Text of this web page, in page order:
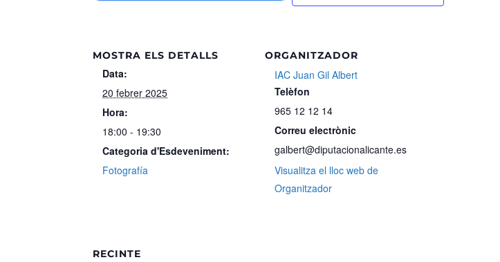
MOSTRA ELS DETALLS
Data:
20 febrer 2025
Hora:
18:00 - 19:30
Categoria d'Esdeveniment:
Fotografía
ORGANITZADOR
IAC Juan Gil Albert
Telèfon
965 12 12 14
Correu electrònic
galbert@diputacionalicante.es
Visualitza el lloc web de
Organitzador
RECINTE